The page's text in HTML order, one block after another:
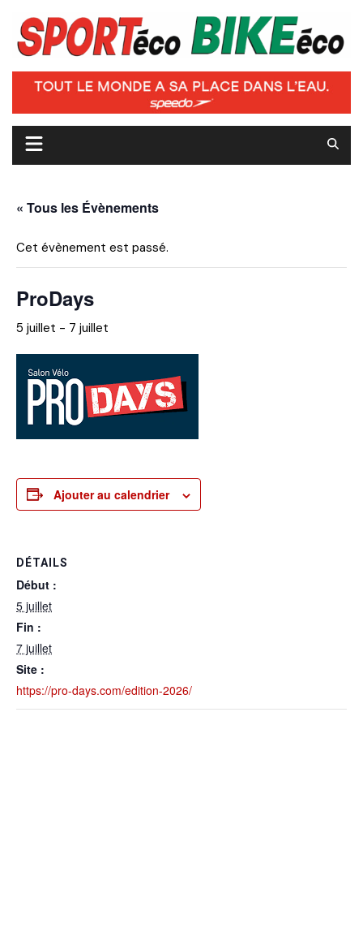
content
« Tous les Évènements
Cet évènement est passé.
ProDays
5 juillet - 7 juillet
Ajouter au calendrier
DÉTAILS
Début :
5 juillet
Fin :
7 juillet
Site :
https://pro-days.com/edition-2026/